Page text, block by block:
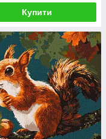
Купити